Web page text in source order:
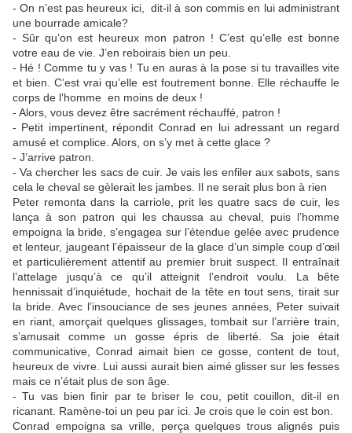
- On n’est pas heureux ici, dit-il à son commis en lui administrant
une bourrade amicale?
- Sûr qu’on est heureux mon patron ! C’est qu’elle est bonne
votre eau de vie. J’en reboirais bien un peu.
- Hé ! Comme tu y vas ! Tu en auras à la pose si tu travailles vite
et bien. C’est vrai qu’elle est foutrement bonne. Elle réchauffe le
corps de l’homme en moins de deux !
- Alors, vous devez être sacrément réchauffé, patron !
- Petit impertinent, répondit Conrad en lui adressant un regard
amusé et complice. Alors, on s’y met à cette glace ?
- J’arrive patron.
- Va chercher les sacs de cuir. Je vais les enfiler aux sabots, sans
cela le cheval se gèlerait les jambes. Il ne serait plus bon à rien
Peter remonta dans la carriole, prit les quatre sacs de cuir, les
lança à son patron qui les chaussa au cheval, puis l’homme
empoigna la bride, s’engagea sur l’étendue gelée avec prudence
et lenteur, jaugeant l’épaisseur de la glace d’un simple coup d’œil
et particulièrement attentif au premier bruit suspect. Il entraînait
l’attelage jusqu’à ce qu’il atteignit l’endroit voulu. La bête
hennissait d’inquiétude, hochait de la tête en tout sens, tirait sur
la bride. Avec l’insouciance de ses jeunes années, Peter suivait
en riant, amorçait quelques glissages, tombait sur l’arrière train,
s’amusait comme un gosse épris de liberté. Sa joie était
communicative, Conrad aimait bien ce gosse, content de tout,
heureux de vivre. Lui aussi aurait bien aimé glisser sur les fesses
mais ce n’était plus de son âge.
- Tu vas bien finir par te briser le cou, petit couillon, dit-il en
ricanant. Ramène-toi un peu par ici. Je crois que le coin est bon.
Conrad empoigna sa vrille, perça quelques trous alignés puis